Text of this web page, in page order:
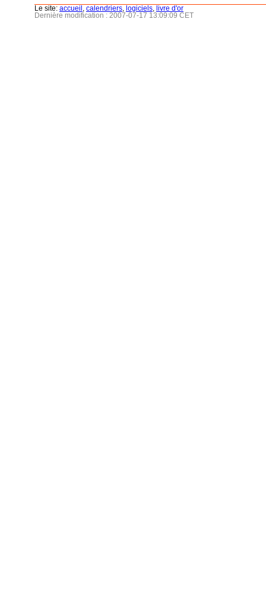
Le site: accueil calendriers logiciels
livre d'or
Dernière modification : 2007-07-17 13:09:09 CET